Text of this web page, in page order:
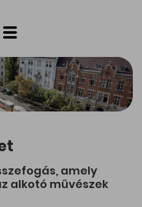
amely
alkotó művészek